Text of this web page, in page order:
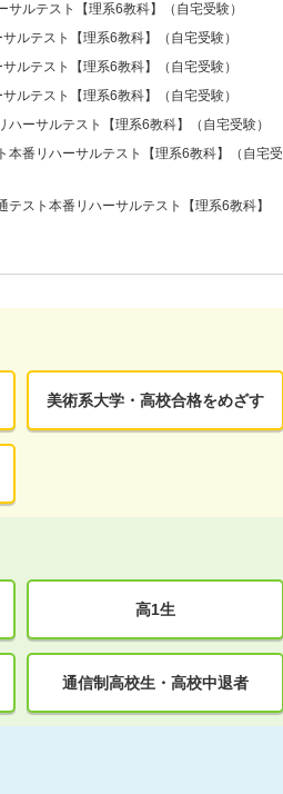
サルテスト【理系6教科】（自宅受験）
ルテスト【理系6教科】（自宅受験）
ルテスト【理系6教科】（自宅受験）
ルテスト【理系6教科】（自宅受験）
ハーサルテスト【理系6教科】（自宅受験）
本番リハーサルテスト【理系6教科】（自宅受
テスト本番リハーサルテスト【理系6教科】
美術系大学・高校合格をめざす
高1生
通信制高校生・高校中退者